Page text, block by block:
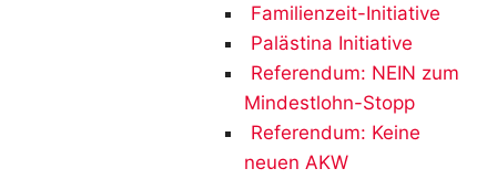
Familienzeit-Initiative
Palästina Initiative
Referendum: NEIN zum
Mindestlohn-Stopp
Referendum: Keine
neuen AKW